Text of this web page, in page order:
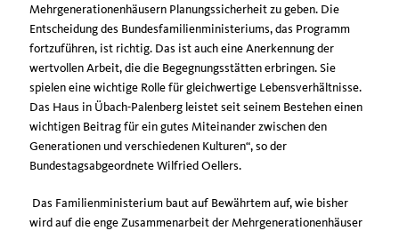
Mehrgenerationenhäusern Planungssicherheit zu geben. Die
Entscheidung des Bundesfamilienministeriums, das Programm
fortzuführen, ist richtig. Das ist auch eine Anerkennung der
wertvollen Arbeit, die die Begegnungsstätten erbringen. Sie
spielen eine wichtige Rolle für gleichwertige Lebensverhältnisse.
Das Haus in Übach-Palenberg leistet seit seinem Bestehen einen
wichtigen Beitrag für ein gutes Miteinander zwischen den
Generationen und verschiedenen Kulturen“, so der
Bundestagsabgeordnete Wilfried Oellers.
Das Familienministerium baut auf Bewährtem auf, wie bisher
wird auf die enge Zusammenarbeit der Mehrgenerationenhäuser